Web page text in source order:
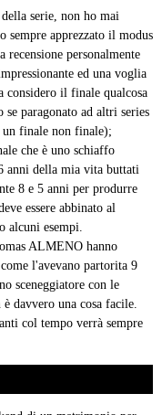
serie, non ho mai
sempre apprezzato il modus
recensione personalmente
ed una voglia
considero il finale qualcosa
paragonato ad altri series
finale non finale);
che è uno schiaffo
anni della mia vita buttati
8 e 5 anni per produrre
essere abbinato al
alcuni esempi.
ALMENO hanno
l'avevano partorita 9
sceneggiatore con le
davvero una cosa facile.
col tempo verrà sempre